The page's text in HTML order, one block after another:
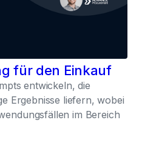
für den Einkauf
entwickeln, die
Ergebnisse liefern, wobei
im Bereich